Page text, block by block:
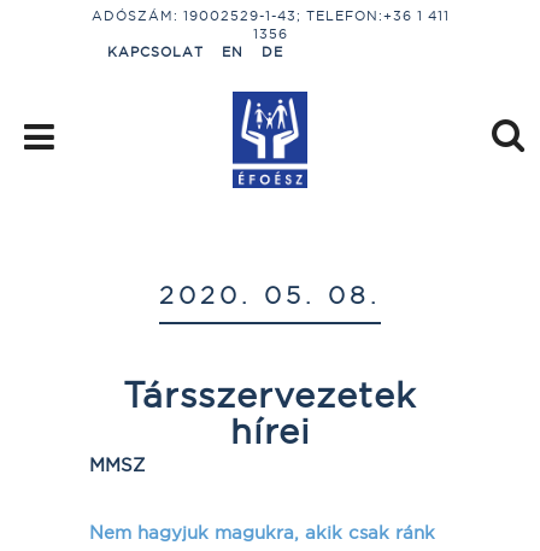
ADÓSZÁM: 19002529-1-43; TELEFON:+36 1 411
1356
KAPCSOLAT
EN DE
2020. 05. 08.
Társszervezetek
hírei
MMSZ
Nem hagyjuk magukra, akik csak ránk